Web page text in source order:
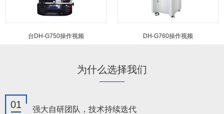
台DH-G750操作视频 DH-G760操作视频
为什么选择我们
01 强大自研团队，技术持续迭代